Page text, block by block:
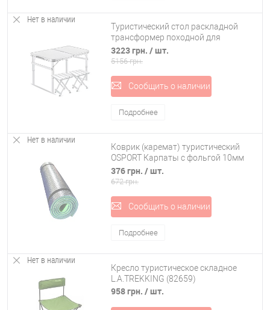
Нет в наличии
Туристический стол раскладной
трансформер походной для
кемпинга и рыбалки +4 стула
Stenson (MH-3303)
3223 грн. / шт.
5156 грн.
Сообщить о наличии
Подробнее
Нет в наличии
Коврик (каремат) туристический
OSPORT Карпаты с фольгой 10мм
(FI-0109-1)
376 грн. / шт.
672 грн.
Сообщить о наличии
Подробнее
Нет в наличии
Кресло туристическое складное
L.A.TREKKING (82659)
958 грн. / шт.